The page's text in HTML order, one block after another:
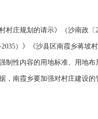
规划的请示》（沙南政〔
）》《沙县区南霞乡蒋坡村
内容的用地标准、用地布
霞乡要加强对村庄建设的